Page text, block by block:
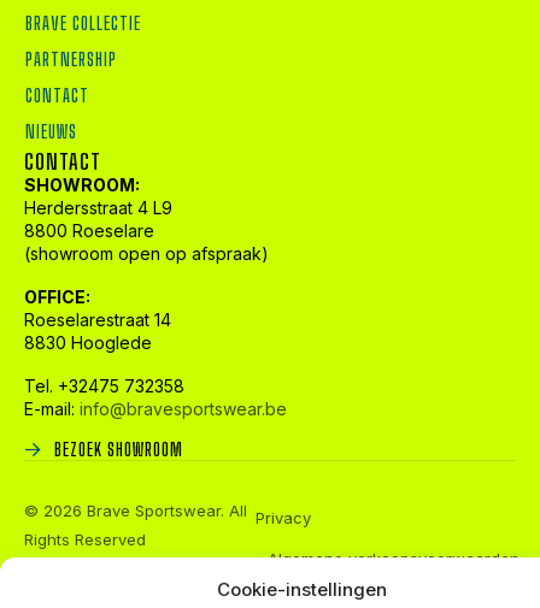
Cookie-instellingen
BRAVE COLLECTIE
PARTNERSHIP
CONTACT
NIEUWS
CONTACT
SHOWROOM:
Herdersstraat 4 L9
8800 Roeselare
(showroom open op afspraak)
OFFICE:
Roeselarestraat 14
8830 Hooglede
Tel. +32475 732358
E-mail: info@bravesportswear.be
BEZOEK SHOWROOM
© 2026 Brave Sportswear. All
Rights Reserved
Privacy
Algemene verkoopsvoorwaarden
FAQs